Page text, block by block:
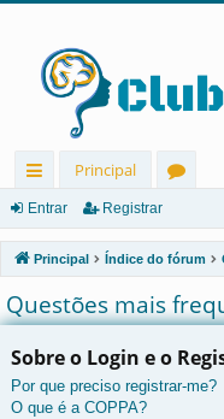
in
ks
rá
pi
d
os
Principal
u
ns
Entrar Registrar
Principal Índice do fórum
Questões mais
Sobre o Login e o
Por que preciso registrar-me?
O que é a COPPA?